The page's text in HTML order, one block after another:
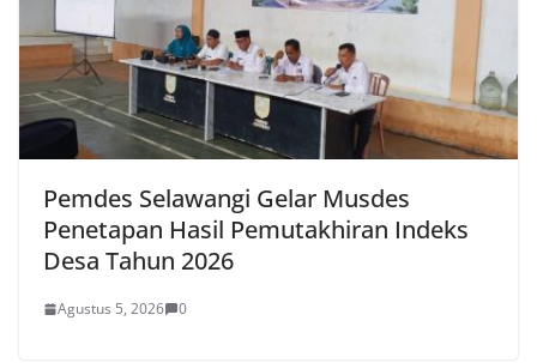
Pemdes Selawangi Gelar Musdes
Penetapan Hasil Pemutakhiran Indeks
Desa Tahun 2026
Agustus 5, 2026 0